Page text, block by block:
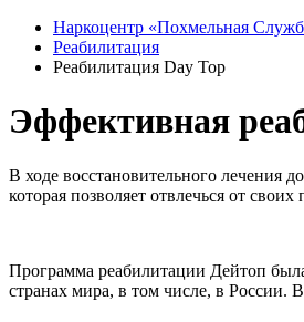
Наркоцентр «Похмельная
Реабилитация
Реабилитация Day Top
Эффективная
В ходе восстановительного лечения
которая позволяет отвлечься от
Программа реабилитации Дейтоп
странах мира, в том числе, в России.